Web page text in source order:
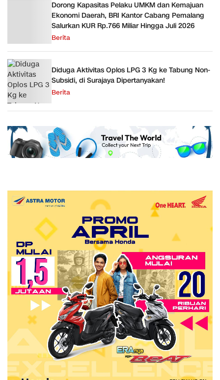
Dorong Kapasitas Pelaku UMKM dan Kemajuan
Ekonomi Daerah, BRI Kantor Cabang Pemalang
Salurkan KUR Rp.766 Miliar Hingga Juli 2026
Berita
Diduga Aktivitas Oplos LPG 3 Kg ke Tabung Non-
Subsidi, di Surajaya Dipertanyakan!
Berita